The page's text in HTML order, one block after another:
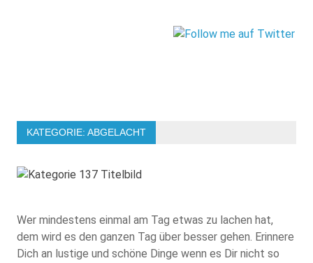
KATEGORIE: ABGELACHT
Wer mindestens einmal am Tag etwas zu lachen hat,
dem wird es den ganzen Tag über besser gehen. Erinnere
Dich an lustige und schöne Dinge wenn es Dir nicht so